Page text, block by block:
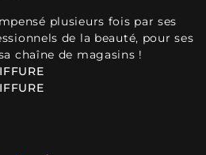
plusieurs fois par ses
de la beauté, pour ses
chaîne de magasins !